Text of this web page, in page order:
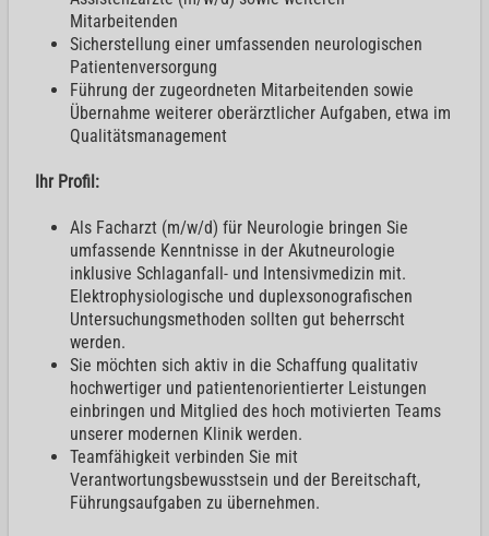
Mitarbeitenden
Sicherstellung einer umfassenden neurologischen
Patientenversorgung
Führung der zugeordneten Mitarbeitenden sowie
Übernahme weiterer oberärztlicher Aufgaben, etwa im
Qualitätsmanagement
Ihr Profil:
Als Facharzt (m/w/d) für Neurologie bringen Sie
umfassende Kenntnisse in der Akutneurologie
inklusive Schlaganfall- und Intensivmedizin mit.
Elektrophysiologische und duplexsonografischen
Untersuchungsmethoden sollten gut beherrscht
werden.
Sie möchten sich aktiv in die Schaffung qualitativ
hochwertiger und patientenorientierter Leistungen
einbringen und Mitglied des hoch motivierten Teams
unserer modernen Klinik werden.
Teamfähigkeit verbinden Sie mit
Verantwortungsbewusstsein und der Bereitschaft,
Führungsaufgaben zu übernehmen.